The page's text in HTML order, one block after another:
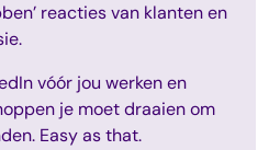
reacties van klanten en
vóór jou werken en
je moet draaien om
Easy as that.